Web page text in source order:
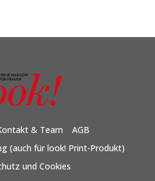
& Team
AGB
(auch für look! Print-Produkt)
und Cookies